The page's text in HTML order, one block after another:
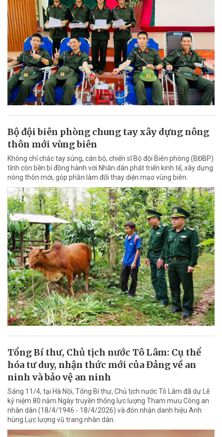
Bộ đội biên phòng chung tay xây dựng nông
thôn mới vùng biên
Không chỉ chắc tay súng, cán bộ, chiến sĩ Bộ đội Biên phòng (BĐBP)
tỉnh còn bền bỉ đồng hành với Nhân dân phát triển kinh tế, xây dựng
nông thôn mới, góp phần làm đổi thay diện mạo vùng biên.
Tổng Bí thư, Chủ tịch nước Tô Lâm: Cụ thể
hóa tư duy, nhận thức mới của Đảng về an
ninh và bảo vệ an ninh
Sáng 11/4, tại Hà Nội, Tổng Bí thư, Chủ tịch nước Tô Lâm đã dự Lễ
kỷ niệm 80 năm Ngày truyền thống lực lượng Tham mưu Công an
nhân dân (18/4/1946 - 18/4/2026) và đón nhận danh hiệu Anh
hùng Lực lượng vũ trang nhân dân.